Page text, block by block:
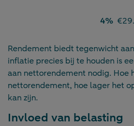
4%
Rendement biedt tegenwicht
inflatie precies bij te houden is
aan nettorendement nodig. Hoe
nettorendement, hoe lager het
kan zijn.
Invloed van belasting